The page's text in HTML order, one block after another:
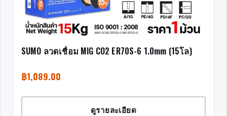
SUMO ลวดเชื่อม MIG CO2 ER70S-6 1.0mm (15โล)
฿1,089.00
ดูรายละเอียด